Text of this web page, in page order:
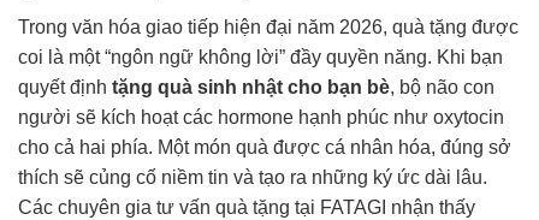
Trong văn hóa giao tiếp hiện đại năm 2026, quà tặng được
coi là một “ngôn ngữ không lời” đầy quyền năng. Khi bạn
quyết định tặng quà sinh nhật cho bạn bè, bộ não con
người sẽ kích hoạt các hormone hạnh phúc như oxytocin
cho cả hai phía. Một món quà được cá nhân hóa, đúng sở
thích sẽ củng cố niềm tin và tạo ra những ký ức dài lâu.
Các chuyên gia tư vấn quà tặng tại FATAGI nhận thấy